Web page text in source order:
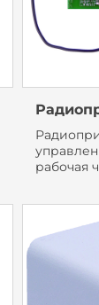
рабочая